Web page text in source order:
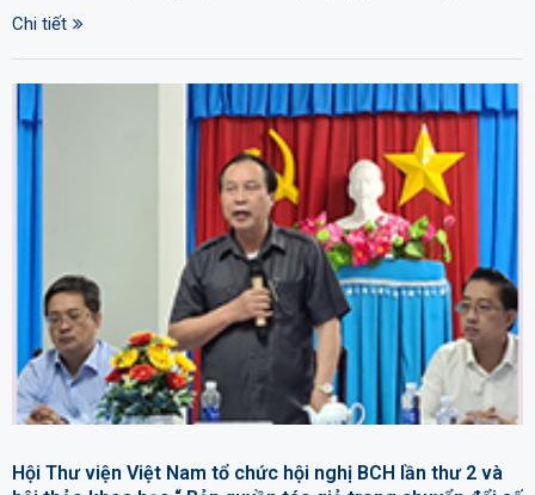
Chi tiết
Hội Thư viện Việt Nam tổ chức hội nghị BCH lần thư 2 và